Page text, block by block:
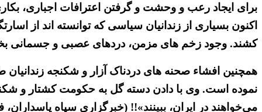
برای ایجاد رعب و وحشت و گرفتن اعترافات اجباری،
اکنون بسیاری از زندانیان سیاسی که توانسته اند از
کشند. وجود زخم های مزمن، دردهای عصبی و جسمانی
همچنین افشاء صحنه های دردناک آزار و شکنجه
نموده است. وی با دادن دسته گل به حکومت کشتار و
می‌خواهند در ایران، ببینند»!! (خبرگزاری سپاه پاسداران، فارس ۲۷